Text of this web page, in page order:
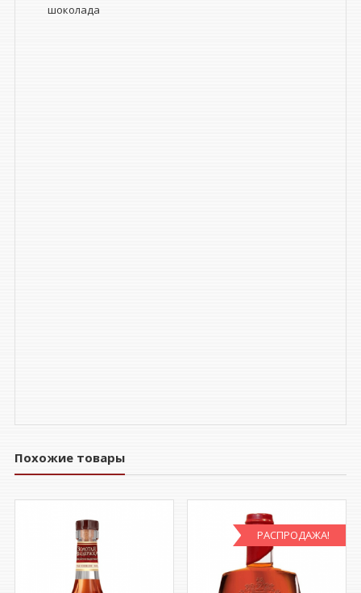
шоколада
Похожие товары
РАСПРОДАЖА!